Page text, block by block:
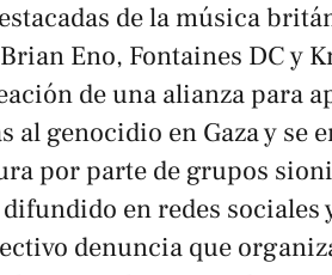
de la música
Eno, Fontaines DC y
de una alianza para
al genocidio en Gaza y se
por parte de grupos
en redes sociales
denuncia que